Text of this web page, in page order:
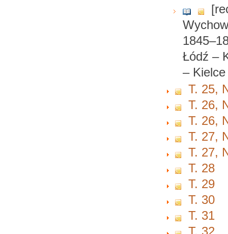
Łódź –
–
T. 25,
T. 26,
T. 26,
T. 27,
T. 27,
T. 28
T. 29
T. 30
T. 31